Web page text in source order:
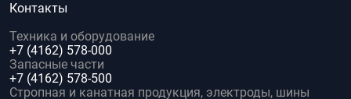
Контакты
Техника и оборудование
+7 (4162) 578-000
Запасные части
+7 (4162) 578-500
Стропная и канатная продукция, электроды, шины